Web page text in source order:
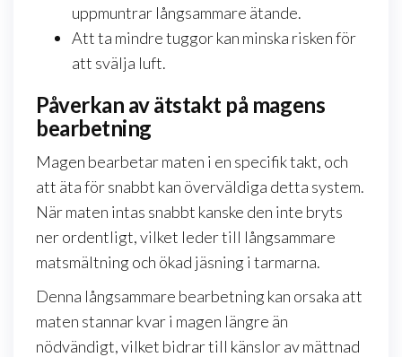
uppmuntrar långsammare ätande.
Att ta mindre tuggor kan minska risken för
att svälja luft.
Påverkan av ätstakt på magens
bearbetning
Magen bearbetar maten i en specifik takt, och
att äta för snabbt kan överväldiga detta system.
När maten intas snabbt kanske den inte bryts
ner ordentligt, vilket leder till långsammare
matsmältning och ökad jäsning i tarmarna.
Denna långsammare bearbetning kan orsaka att
maten stannar kvar i magen längre än
nödvändigt, vilket bidrar till känslor av mättnad